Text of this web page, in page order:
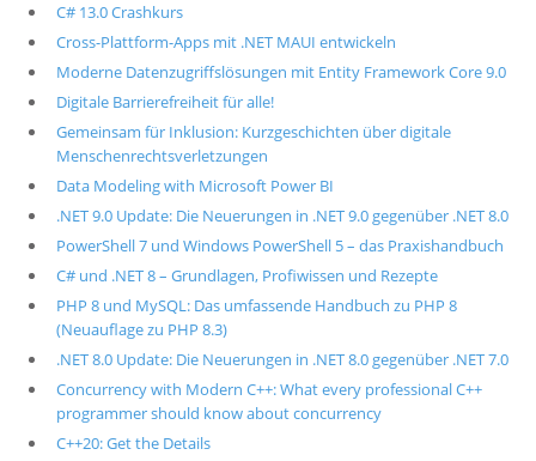
C# 13.0 Crashkurs
Cross-Plattform-Apps mit .NET MAUI entwickeln
Moderne Datenzugriffslösungen mit Entity Framework Core 9.0
Digitale Barrierefreiheit für alle!
Gemeinsam für Inklusion: Kurzgeschichten über digitale
Menschenrechtsverletzungen
Data Modeling with Microsoft Power BI
.NET 9.0 Update: Die Neuerungen in .NET 9.0 gegenüber .NET 8.0
PowerShell 7 und Windows PowerShell 5 – das Praxishandbuch
C# und .NET 8 – Grundlagen, Profiwissen und Rezepte
PHP 8 und MySQL: Das umfassende Handbuch zu PHP 8
(Neuauflage zu PHP 8.3)
.NET 8.0 Update: Die Neuerungen in .NET 8.0 gegenüber .NET 7.0
Concurrency with Modern C++: What every professional C++
programmer should know about concurrency
C++20: Get the Details